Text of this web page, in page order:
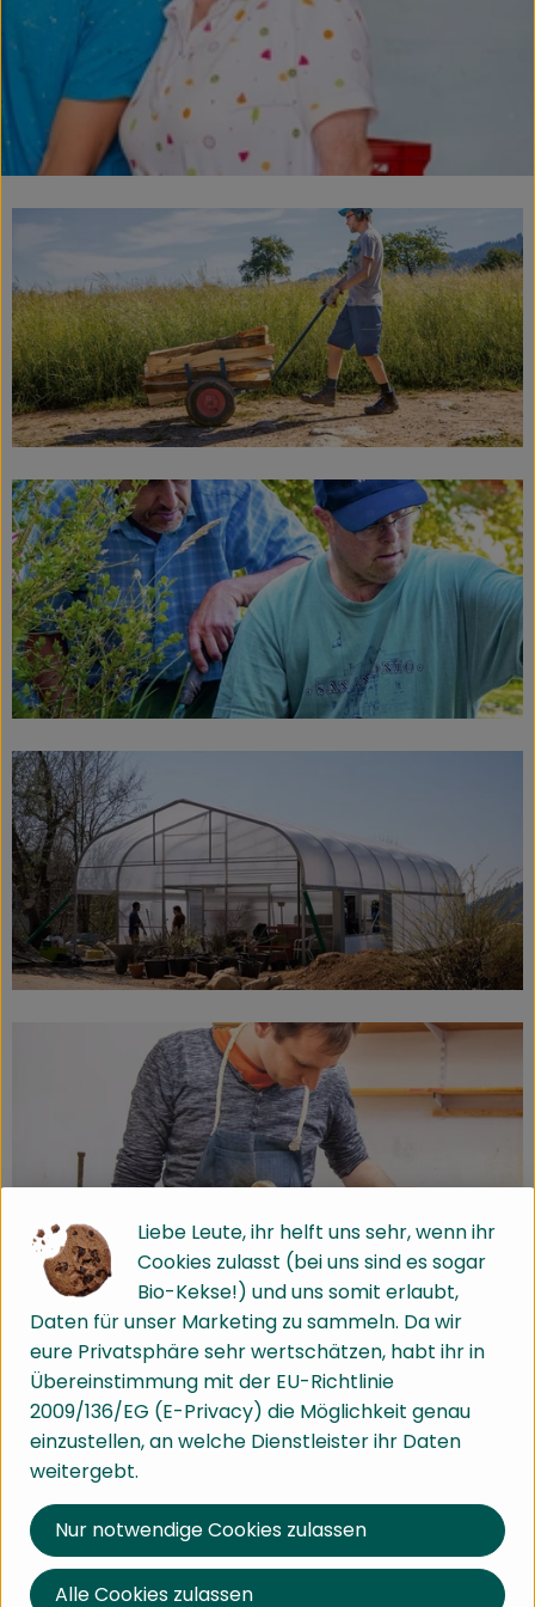
Kühltheke
Speisekammer
Bäckerei
Getränke
Biokiste
Biomarkt Waldkirch
Über brokkolise
Wissenswertes
Werkstätten "Am Bruckwald"
Die Gemeinschaft Am Bruckwald in Waldkirch bietet
ein breites Abgebot an Produkten aus den
verschiedenen Werkstätten der Einrichtung. Hier
individuellen Lebens- und Arbeitsort schaffen und
werden dabei ganzheitlich begleitet und unterstützt.
Liebe Leute, ihr helft uns sehr, wenn ihr
Cookies zulasst (bei uns sind es sogar
Bio-Kekse!) und uns somit erlaubt,
Daten für unser Marketing zu sammeln. Da wir
eure Privatsphäre sehr wertschätzen, habt ihr in
Übereinstimmung mit der EU-Richtlinie
2009/136/EG (E-Privacy) die Möglichkeit genau
einzustellen, an welche Dienstleister ihr Daten
weitergebt.
Nur notwendige Cookies zulassen
Alle Cookies zulassen